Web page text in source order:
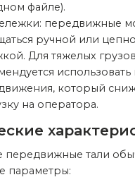
файле).
передвижные
ручной или
Для тяжелых
который
на оператора.
передвижные тали
параметры: